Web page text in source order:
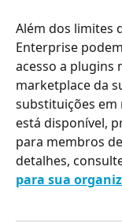
Além dos limites
Enterprise
acesso a plugins
marketplace da
substituições
está disponível,
para membros
detalhes,
para sua